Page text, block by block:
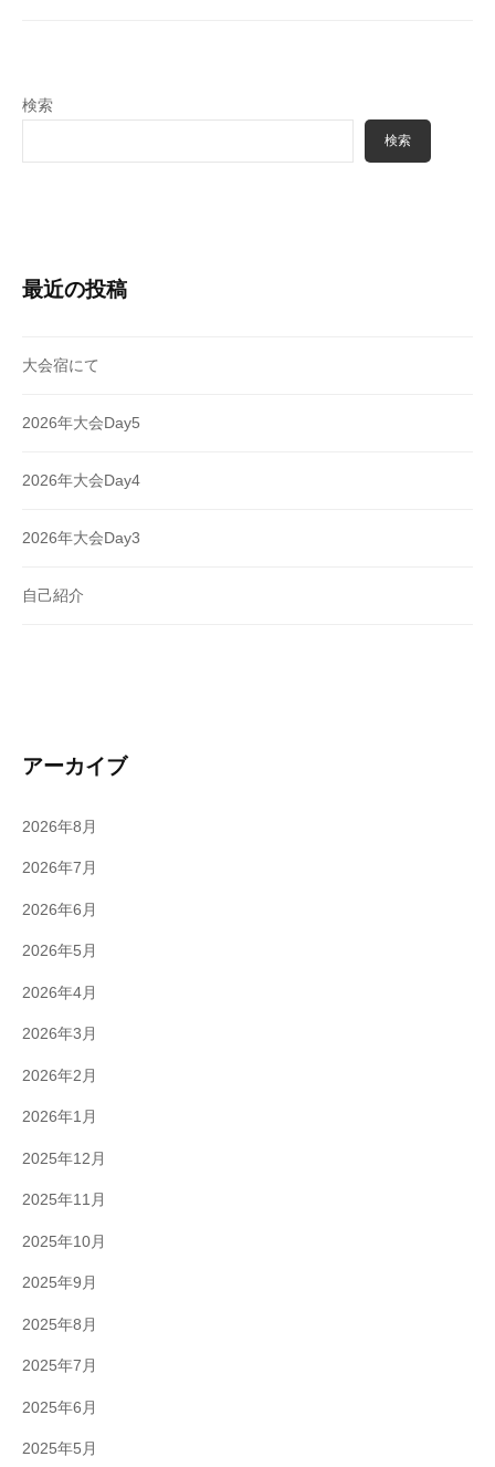
検索
検索
最近の投稿
大会宿にて
2026年大会Day5
2026年大会Day4
2026年大会Day3
自己紹介
アーカイブ
2026年8月
2026年7月
2026年6月
2026年5月
2026年4月
2026年3月
2026年2月
2026年1月
2025年12月
2025年11月
2025年10月
2025年9月
2025年8月
2025年7月
2025年6月
2025年5月